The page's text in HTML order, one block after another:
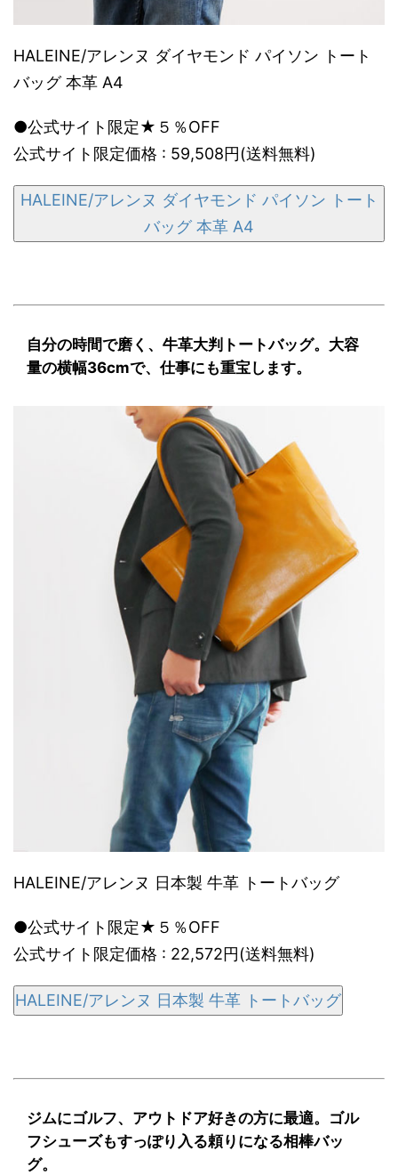
HALEINE/アレンヌ ダイヤモンド パイソン トート
バッグ 本革 A4
●公式サイト限定★５％OFF
公式サイト限定価格 : 59,508円(送料無料)
HALEINE/アレンヌ ダイヤモンド パイソン トート
バッグ 本革 A4
自分の時間で磨く、牛革大判トートバッグ。大容
量の横幅36cmで、仕事にも重宝します。
HALEINE/アレンヌ 日本製 牛革 トートバッグ
●公式サイト限定★５％OFF
公式サイト限定価格 : 22,572円(送料無料)
HALEINE/アレンヌ 日本製 牛革 トートバッグ
ジムにゴルフ、アウトドア好きの方に最適。ゴル
フシューズもすっぽり入る頼りになる相棒バッ
グ。